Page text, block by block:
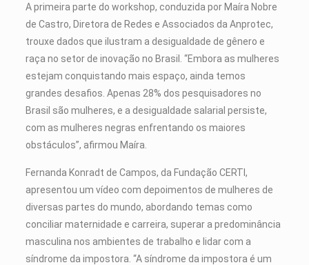
A primeira parte do workshop, conduzida por Maíra Nobre
de Castro, Diretora de Redes e Associados da Anprotec,
trouxe dados que ilustram a desigualdade de gênero e
raça no setor de inovação no Brasil. “Embora as mulheres
estejam conquistando mais espaço, ainda temos
grandes desafios. Apenas 28% dos pesquisadores no
Brasil são mulheres, e a desigualdade salarial persiste,
com as mulheres negras enfrentando os maiores
obstáculos”, afirmou Maíra.
Fernanda Konradt de Campos, da Fundação CERTI,
apresentou um vídeo com depoimentos de mulheres de
diversas partes do mundo, abordando temas como
conciliar maternidade e carreira, superar a predominância
masculina nos ambientes de trabalho e lidar com a
síndrome da impostora. “A síndrome da impostora é um